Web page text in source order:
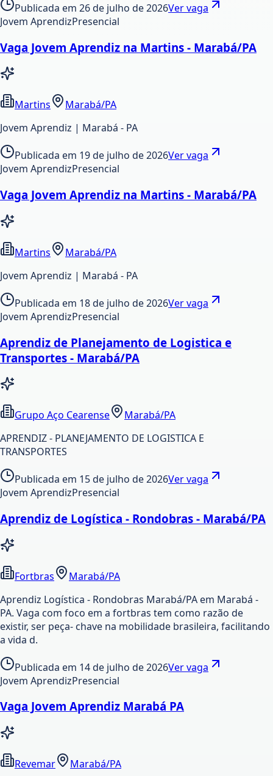
Publicada em 26 de julho de 2026Ver vaga
Jovem AprendizPresencial
Vaga Jovem Aprendiz na Martins - Marabá/PA
Martins
Marabá/PA
Jovem Aprendiz | Marabá - PA
Publicada em 19 de julho de 2026Ver vaga
Jovem AprendizPresencial
Vaga Jovem Aprendiz na Martins - Marabá/PA
Martins
Marabá/PA
Jovem Aprendiz | Marabá - PA
Publicada em 18 de julho de 2026Ver vaga
Jovem AprendizPresencial
Aprendiz de Planejamento de Logistica e
Transportes - Marabá/PA
Grupo Aço Cearense
Marabá/PA
APRENDIZ - PLANEJAMENTO DE LOGISTICA E
TRANSPORTES
Publicada em 15 de julho de 2026Ver vaga
Jovem AprendizPresencial
Aprendiz de Logística - Rondobras - Marabá/PA
Fortbras
Marabá/PA
Aprendiz Logística - Rondobras Marabá/PA em Marabá -
PA. Vaga com foco em a fortbras tem como razão de
existir, ser peça- chave na mobilidade brasileira, facilitando
a vida d.
Publicada em 14 de julho de 2026Ver vaga
Jovem AprendizPresencial
Vaga Jovem Aprendiz Marabá PA
Revemar Marabá/PA